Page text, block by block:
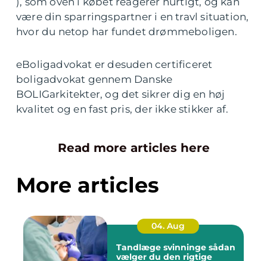
være din sparringspartner i en travl situation,
hvor du netop har fundet drømmeboligen.
eBoligadvokat er desuden certificeret
boligadvokat gennem Danske
BOLIGarkitekter, og det sikrer dig en høj
kvalitet og en fast pris, der ikke stikker af.
Read more articles here
More articles
04. Aug
Tandlæge svinninge sådan
vælger du den rigtige